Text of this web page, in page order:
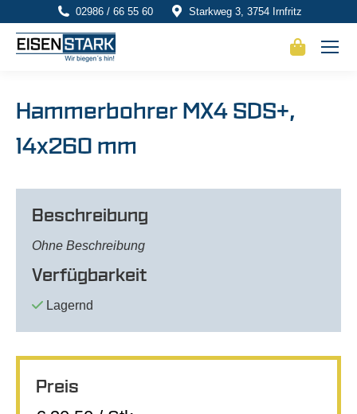
02986 / 66 55 60 Starkweg 3, 3754 Irnfritz
Hammerbohrer MX4 SDS+,
14x260 mm
Beschreibung
Ohne Beschreibung
Verfügbarkeit
Lagernd
Preis